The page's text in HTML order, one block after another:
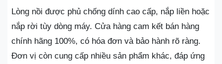
Lòng nồi được phủ chống dính cao cấp, nắp liền hoặc
nắp rời tùy dòng máy. Cửa hàng cam kết bán hàng
chính hãng 100%, có hóa đơn và bảo hành rõ ràng.
Đơn vị còn cung cấp nhiều sản phẩm khác, đáp ứng